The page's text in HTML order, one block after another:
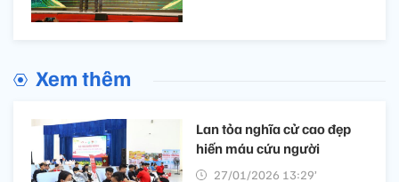
Xem thêm
Lan tỏa nghĩa cử cao đẹp
hiến máu cứu người
27/01/2026 13:29’